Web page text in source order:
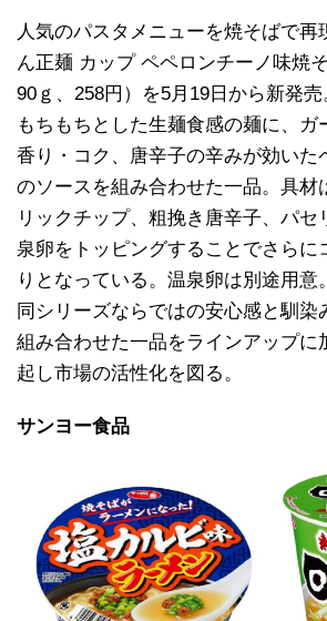
人気のパスタメニューを焼そばで再
ん正麺 カップ ペペロンチーノ味焼
90ｇ、258円）を5月19日から新発売
もちもちとした生麺食感の麺に、ガ
香り・コク、唐辛子の辛みが効いた
のソースを組み合わせた一品。具材
リックチップ、粗挽き唐辛子、パセ
泉卵をトッピングすることでさらに
りとなっている。温泉卵は別途用意。
同シリーズならではの安心感と馴染
組み合わせた一品をラインアップに
起し市場の活性化を図る。
サンヨー食品